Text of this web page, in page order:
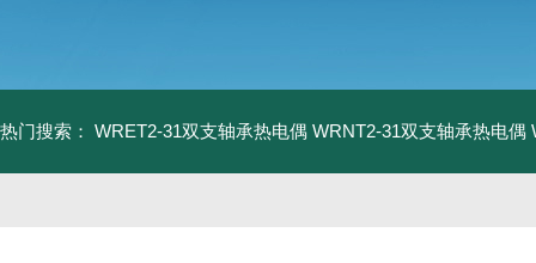
热门搜索： WRET2-31双支轴承热电偶 WRNT2-31双支轴承热电偶